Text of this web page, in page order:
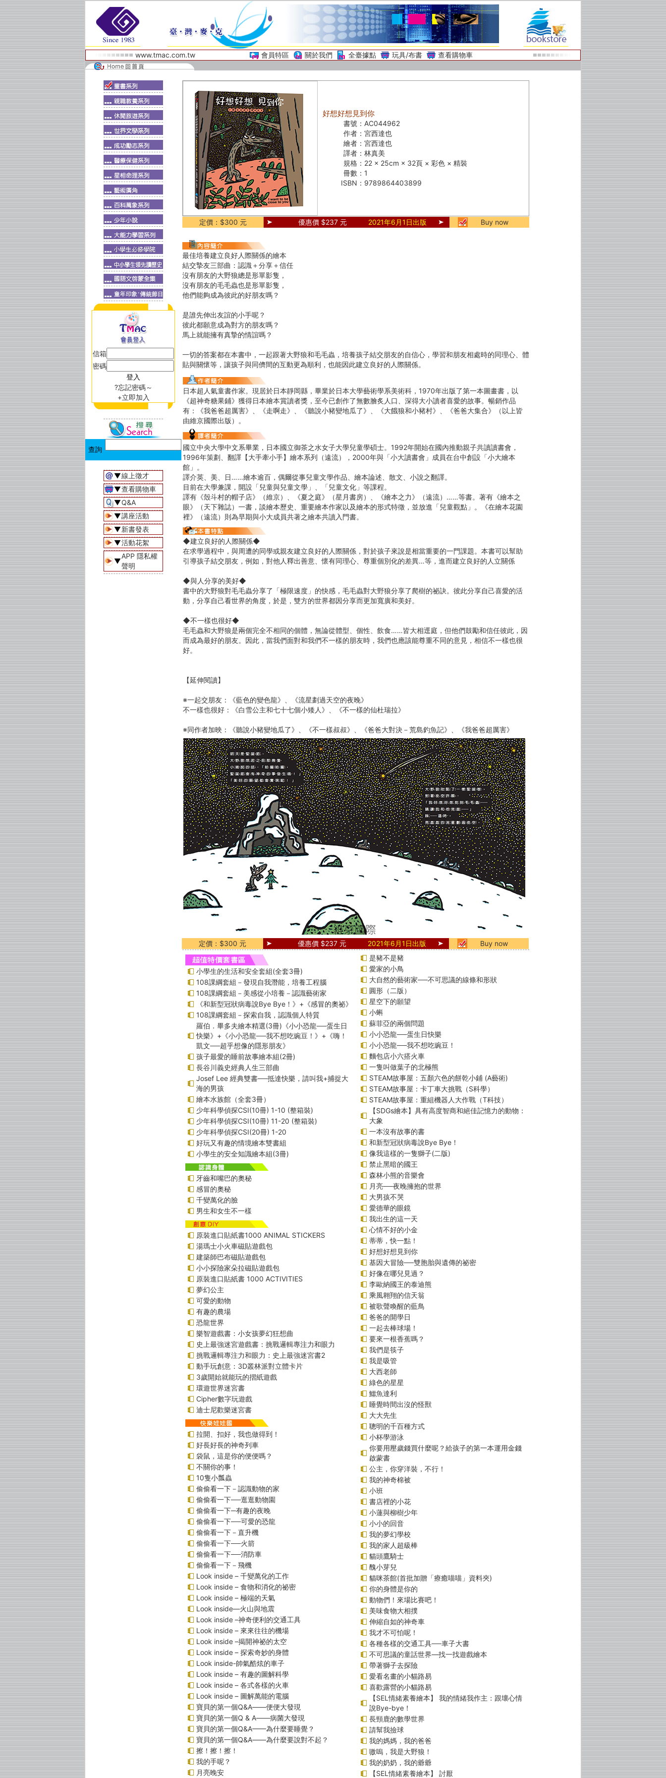
www.tmac.com.tw 會員特區 關於我們 全臺據點 玩具/布書 查看購物車
信箱
密碼
?忘記密碼～
+立即加入
▼線上徵才
▼查看購物車
▼Q&A
▼講座活動
▼新書發表
▼活動花絮
▼
APP 隱私權
聲明
好想好想見到你
書號： AC044962
作者： 宮西達也
繪者： 宮西達也
譯者： 林真美
規格： 22 × 25cm × 32頁 × 彩色 × 精裝
冊數： 1
ISBN： 9789864403899
定價：$300 元 優惠價 $237 元 2021年6月1日出版 Buy now
最佳培養建立良好人際關係的繪本
結交摯友三部曲：認識＋分享＋信任
沒有朋友的大野狼總是形單影隻，
沒有朋友的毛毛蟲也是形單影隻，
他們能夠成為彼此的好朋友嗎？
是誰先伸出友誼的小手呢？
彼此都願意成為對方的朋友嗎？
馬上就能擁有真摯的情誼嗎？
一切的答案都在本書中，一起跟著大野狼和毛毛蟲，培養孩子結交朋友的自信心，學習和朋友相處時的同理心、體
貼與關懷等，讓孩子與同儕間的互動更為順利，也能因此建立良好的人際關係。
日本超人氣童書作家。現居於日本靜岡縣，畢業於日本大學藝術學系美術科，1970年出版了第一本圖畫書，以
《超神奇糖果鋪》獲得日本繪本賞讀者獎，至今已創作了無數膾炙人口、深得大小讀者喜愛的故事。暢銷作品
有：《我爸爸超厲害》、《走啊走》、《聽說小豬變地瓜了》、《大餓狼和小豬村》、《爸爸大集合》（以上皆
由維京國際出版）。
國立中央大學中文系畢業，日本國立御茶之水女子大學兒童學碩士。1992年開始在國內推動親子共讀讀書會，
1996年策劃、翻譯【大手牽小手】繪本系列（遠流），2000年與「小大讀書會」成員在台中創設「小大繪本
館」。
譯介英、美、日……繪本逾百，偶爾從事兒童文學作品、繪本論述、散文、小說之翻譯。
目前在大學兼課，開設「兒童與兒童文學」、「兒童文化」等課程。
譯有《殼斗村的帽子店》（維京）、《夏之庭》（星月書房）、《繪本之力》（遠流）……等書。著有《繪本之
眼》（天下雜誌）一書，談繪本歷史、重要繪本作家以及繪本的形式特徵，並放進「兒童觀點」。《在繪本花園
裡》（遠流）則為早期與小大成員共著之繪本共讀入門書。
◆建立良好的人際關係◆
在求學過程中，與周遭的同學或親友建立良好的人際關係，對於孩子來說是相當重要的一門課題。本書可以幫助
引導孩子結交朋友，例如，對他人釋出善意、懷有同理心、尊重個別化的差異…等，進而建立良好的人立關係
◆與人分享的美好◆
書中的大野狼對毛毛蟲分享了「極限速度」的快感，毛毛蟲對大野狼分享了爬樹的祕訣。彼此分享自己喜愛的活
動，分享自己看世界的角度，於是，雙方的世界都因分享而更加寬廣和美好。
◆不一樣也很好◆
毛毛蟲和大野狼是兩個完全不相同的個體，無論從體型、個性、飲食……皆大相逕庭，但他們鼓勵和信任彼此，因
而成為最好的朋友。因此，當我們面對和我們不一樣的朋友時，我們也應該能尊重不同的意見，相信不一樣也很
好。
【延伸閱讀】
※一起交朋友：《藍色的變色龍》、《流星劃過天空的夜晚》
不一樣也很好：《白雪公主和七十七個小矮人》、《不一樣的仙杜瑞拉》
※同作者加映：《聽說小豬變地瓜了》、《不一樣叔叔》、《爸爸大對決－荒島釣魚記》、《我爸爸超厲害》
定價：$300 元 優惠價 $237 元 2021年6月1日出版 Buy now
小學生的生活和安全套組(全套3冊)
108課綱套組－發現自我潛能，培養工程腦
108課綱套組－美感從小培養－認識藝術家
《和新型冠狀病毒說Bye Bye！》+《感冒的奧祕》
108課綱套組－探索自我，認識個人特質
羅伯．畢多夫繪本精選(3冊)《小小恐龍──蛋生日
快樂》+《小小恐龍──我不想吃豌豆！》+《嗨！
凱文──超乎想像的隱形朋友》
孩子最愛的睡前故事繪本組(2冊)
長谷川義史經典人生三部曲
Josef Lee 經典雙書──抵達快樂，請叫我+捕捉大
海的男孩
繪本水族館（全套3冊）
少年科學偵探CSI(10冊) 1-10 (整箱裝)
少年科學偵探CSI(10冊) 11-20 (整箱裝)
少年科學偵探CSI(20冊) 1-20
好玩又有趣的情境繪本雙書組
小學生的安全知識繪本組(3冊)
牙齒和嘴巴的奧秘
感冒的奧秘
千變萬化的臉
男生和女生不一樣
原裝進口貼紙書1000 ANIMAL STICKERS
湯瑪士小火車磁貼遊戲包
建築師巴布磁貼遊戲包
小小探險家朵拉磁貼遊戲包
原裝進口貼紙書 1000 ACTIVITIES
夢幻公主
可愛的動物
有趣的農場
恐龍世界
樂智遊戲書：小女孩夢幻狂想曲
史上最強迷宮遊戲書：挑戰邏輯專注力和眼力
挑戰邏輯專注力和眼力：史上最強迷宮書2
動手玩創意：3D叢林派對立體卡片
3歲開始就能玩的摺紙遊戲
環遊世界迷宮書
Cipher數字玩遊戲
迪士尼歡樂迷宮書
拉開、扣好，我也做得到！
好長好長的神奇列車
袋鼠，這是你的便便嗎？
不關你的事！
10隻小瓢蟲
偷偷看一下－認識動物的家
偷偷看一下──逛逛動物園
偷偷看一下─有趣的夜晚
偷偷看一下──可愛的恐龍
偷偷看一下－直升機
偷偷看一下──火箭
偷偷看一下──消防車
偷偷看一下－飛機
Look inside – 千變萬化的工作
Look inside – 食物和消化的祕密
Look inside – 極端的天氣
Look inside—火山與地震
Look inside –神奇便利的交通工具
Look inside – 來來往往的機場
Look inside –揭開神祕的太空
Look inside – 探索奇妙的身體
Look inside-帥氣酷炫的車子
Look inside – 有趣的圖解科學
Look inside – 各式各樣的火車
Look inside – 圖解萬能的電腦
寶貝的第一個Q&A――便便大發現
寶貝的第一個Q & A――病菌大發現
寶貝的第一個Q&A——為什麼要睡覺？
寶貝的第一個Q&A――為什麼要說對不起？
擦！擦！擦！
我的手呢？
月亮晚安
是豬不是豬
愛家的小鳥
大自然的藝術家──不可思議的線條和形狀
圓形（二版）
星空下的願望
小蝌
蘇菲亞的兩個問題
小小恐龍──蛋生日快樂
小小恐龍──我不想吃豌豆！
麵包店小六搭火車
一隻叫做葉子的北極熊
STEAM故事屋：五顏六色的餅乾小鋪 (A藝術)
STEAM故事屋：卡丁車大挑戰（S科學）
STEAM故事屋：重組機器人大作戰（T科技）
【SDGs繪本】具有高度智商和絕佳記憶力的動物：
大象
一本沒有故事的書
和新型冠狀病毒說Bye Bye！
像我這樣的一隻獅子(二版)
禁止黑暗的國王
森林小熊的音樂會
月亮──夜晚擁抱的世界
大男孩不哭
愛德華的眼鏡
我出生的這一天
心情不好的小金
蒂蒂，快一點！
好想好想見到你
基因大冒險──雙胞胎與遺傳的祕密
好像在哪兒見過？
李歐納國王的泰迪熊
乘風翱翔的信天翁
被歌聲喚醒的藍鳥
爸爸的開學日
一起去棒球場！
要來一根香蕉嗎？
我們是筷子
我是吸管
大西老師
綠色的星星
鱷魚達利
睡覺時間出沒的怪獸
大大先生
聰明的千百種方式
小杯學游泳
你要用壓歲錢買什麼呢？給孩子的第一本運用金錢
啟蒙書
公主，你穿洋裝，不行！
我的神奇棉被
小班
書店裡的小花
小蓮與柳樹少年
小小的回音
我的夢幻學校
我的家人超級棒
貓頭鷹騎士
醜小芽兒
貓咪茶館(首批加贈「療癒喵喵」資料夾)
你的身體是你的
動物們！來場比賽吧！
美味食物大相撲
伸縮自如的神奇車
我才不可怕呢！
各種各樣的交通工具──車子大書
不可思議的童話世界—找一找遊戲繪本
帶著獅子去探險
愛看名畫的小貓路易
喜歡露營的小貓路易
【SEL情緒素養繪本】 我的情緒我作主：跟壞心情
說Bye-bye！
長頸鹿的數學世界
請幫我撿球
我的媽媽，我的爸爸
嗷嗚，我是大野狼！
我的奶奶，我的爺爺
【SEL情緒素養繪本】 討厭